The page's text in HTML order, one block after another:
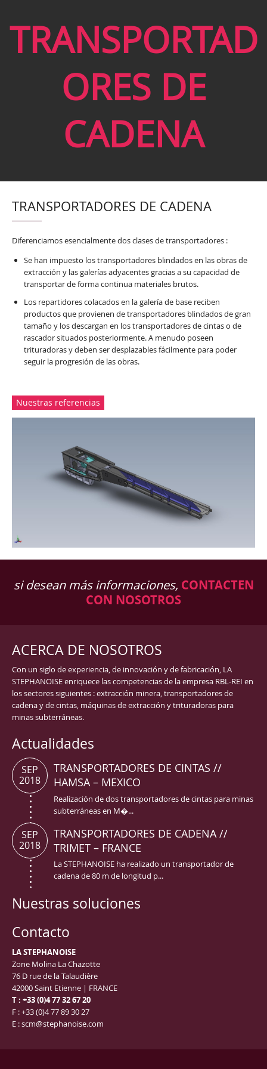
TRANSPORTAD
ORES DE
CADENA
TRANSPORTADORES DE CADENA
Diferenciamos esencialmente dos clases de transportadores :
Se han impuesto los transportadores blindados en las obras de
extracción y las galerías adyacentes gracias a su capacidad de
transportar de forma continua materiales brutos.
Los repartidores colacados en la galería de base reciben
productos que provienen de transportadores blindados de gran
tamaño y los descargan en los transportadores de cintas o de
rascador situados posteriormente. A menudo poseen
trituradoras y deben ser desplazables fácilmente para poder
seguir la progresión de las obras.
Nuestras referencias
si desean más informaciones, CONTACTEN
CON NOSOTROS
ACERCA DE NOSOTROS
Con un siglo de experiencia, de innovación y de fabricación, LA
STEPHANOISE enriquece las competencias de la empresa RBL-REI en
los sectores siguientes : extracción minera, transportadores de
cadena y de cintas, máquinas de extracción y trituradoras para
minas subterráneas.
Actualidades
TRANSPORTADORES DE CINTAS //
HAMSA – MEXICO
Realización de dos transportadores de cintas para minas
subterráneas en M�...
SEP
2018
TRANSPORTADORES DE CADENA //
TRIMET – FRANCE
La STEPHANOISE ha realizado un transportador de
cadena de 80 m de longitud p...
SEP
2018
Nuestras soluciones
Contacto
LA STEPHANOISE
Zone Molina La Chazotte
76 D rue de la Talaudière
42000 Saint Etienne | FRANCE
T : +33 (0)4 77 32 67 20
F : +33 (0)4 77 89 30 27
E : scm@stephanoise.com